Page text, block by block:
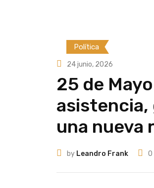
Política
24 junio, 2026
25 de
asistencia,
una nueva
by Leandro Frank 0